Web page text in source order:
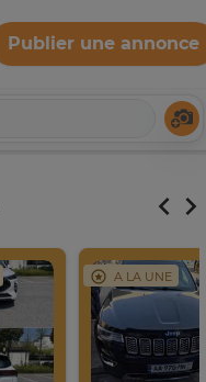
Publier une annonce
A LA UNE